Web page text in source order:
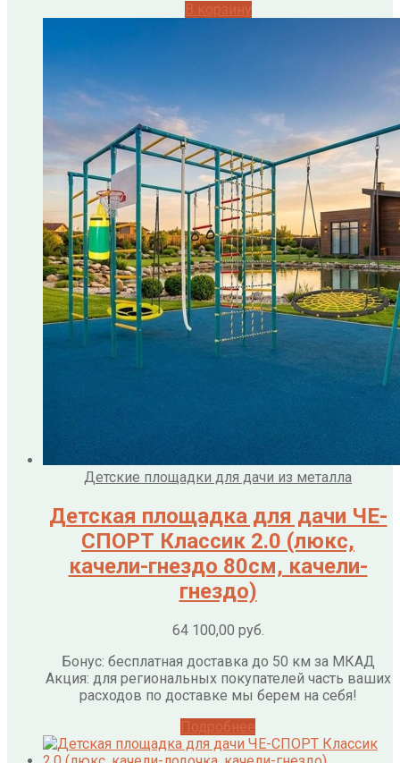
Детские площадки для дачи из металла
Детская площадка для дачи ЧЕ-
СПОРТ Классик 2.0 (люкс,
качели-гнездо 80см, качели-
гнездо)
64 100,00 руб.
Бонус: бесплатная доставка до 50 км за МКАД
Акция: для региональных покупателей часть ваших
расходов по доставке мы берем на себя!